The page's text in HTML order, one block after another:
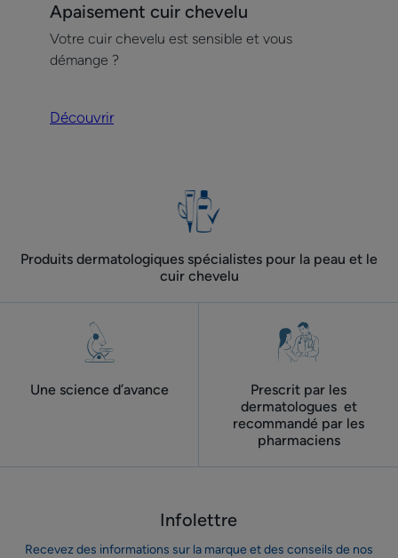
Apaisement
cuir
chevelu
Apaisement cuir chevelu
Votre cuir chevelu est sensible et vous
démange ?
Découvrir
Produits dermatologiques spécialistes pour la peau et le
cuir chevelu
Une science d’avance
Prescrit par les
dermatologues ​ et
recommandé par les
pharmaciens
Infolettre
Recevez des informations sur la marque et des conseils de nos